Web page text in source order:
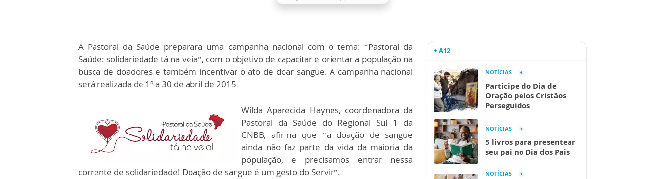
A Pastoral da Saúde preparara uma campanha nacional com o tema: “Pastoral da
Saúde: solidariedade tá na veia”, com o objetivo de capacitar e orientar a população na
busca de doadores e também incentivar o ato de doar sangue. A campanha nacional
será realizada de 1º a 30 de abril de 2015.
Wilda Aparecida Haynes, coordenadora da
Pastoral da Saúde do Regional Sul 1 da
CNBB, afirma que “a doação de sangue
ainda não faz parte da vida da maioria da
população, e precisamos entrar nessa
corrente de solidariedade! Doação de sangue é um gesto do Servir”.
+ A12
NOTÍCIAS
Participe do Dia de
Oração pelos Cristãos
Perseguidos
NOTÍCIAS
5 livros para presentear
seu pai no Dia dos Pais
NOTÍCIAS